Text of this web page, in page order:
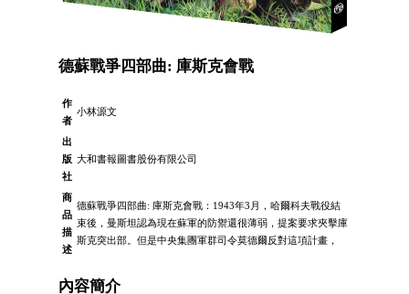
德蘇戰爭四部曲: 庫斯克會戰
作
者
小林源文
出
版
社
大和書報圖書股份有限公司
商
品
描
述
德蘇戰爭四部曲: 庫斯克會戰：1943年3月，哈爾科夫戰役結
束後，曼斯坦認為現在蘇軍的防禦還很薄弱，提案要求夾擊庫
斯克突出部。但是中央集團軍群司令莫德爾反對這項計畫，
內容簡介